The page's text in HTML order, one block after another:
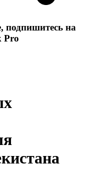
подпишитесь на
Pro